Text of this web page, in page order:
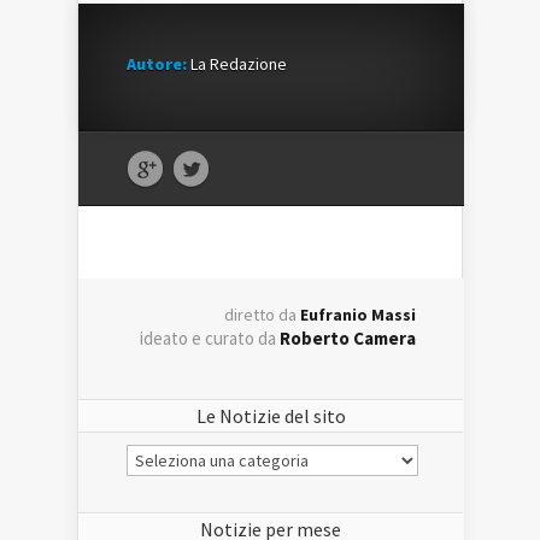
Autore:La Redazione
diretto da Eufranio Massi
ideato e curato da Roberto Camera
Le Notizie del sito
Le
Notizie
Notizie per mese